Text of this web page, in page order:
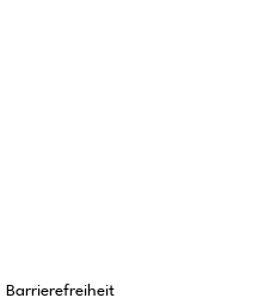
Barrierefreiheit